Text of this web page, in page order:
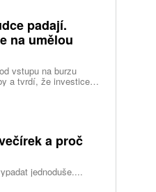
padají.
na umělou
vstupu na burzu
a tvrdí, že investice
dříve, investoři ale
udržitelné.
a proč
jednoduše....